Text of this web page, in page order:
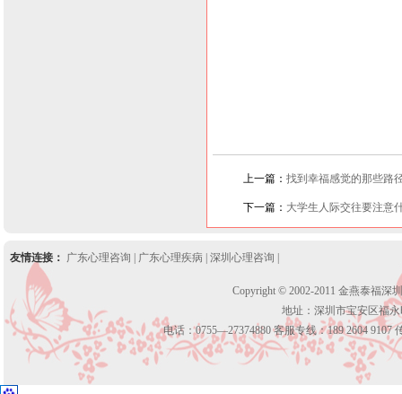
上一篇： 找到幸福感觉的那些路
下一篇： 大学生人际交往要注意
友情连接： 广东心理咨询 广东心理疾病 深圳心理咨询
Copyright © 2002-2011 金燕泰福深
地址：深圳市宝安区福
电话：0755—27374880 客服专线：189 2604 9107